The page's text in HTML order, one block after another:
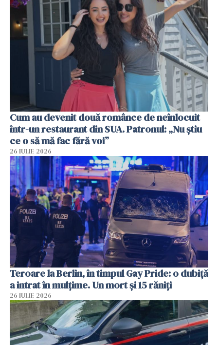
Cum au devenit două românce de neînlocuit
într-un restaurant din SUA. Patronul: „Nu știu
ce o să mă fac fără voi”
26 IULIE 2026
Teroare la Berlin, în timpul Gay Pride: o dubiță
a intrat în mulțime. Un mort și 15 răniți
26 IULIE 2026